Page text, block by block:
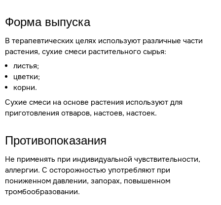
Форма выпуска
В терапевтических целях используют различные части
растения, сухие смеси растительного сырья:
листья;
цветки;
корни.
Сухие смеси на основе растения используют для
приготовления отваров, настоев, настоек.
Противопоказания
Не применять при индивидуальной чувствительности,
аллергии. С осторожностью употребляют при
пониженном давлении, запорах, повышенном
тромбообразовании.